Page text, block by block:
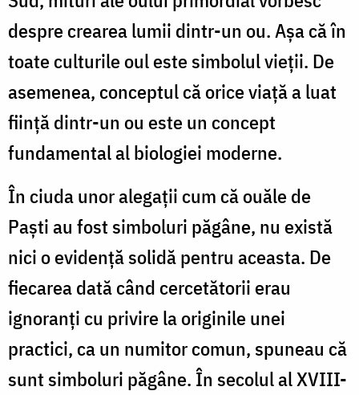
despre crearea lumii dintr-un ou. Aşa că în
toate culturile oul este simbolul vieţii. De
asemenea, conceptul că orice viaţă a luat
fiinţă dintr-un ou este un concept
fundamental al biologiei moderne.
În ciuda unor alegaţii cum că ouăle de
Paşti au fost simboluri păgâne, nu există
nici o evidenţă solidă pentru aceasta. De
fiecarea dată când cercetătorii erau
ignoranţi cu privire la originile unei
practici, ca un numitor comun, spuneau că
sunt simboluri păgâne. În secolul al XVIII-